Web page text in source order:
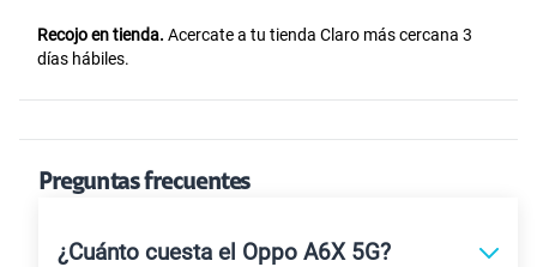
Recojo en tienda. Acercate a tu tienda Claro más cercana 3
días hábiles.
Preguntas frecuentes
¿Cuánto cuesta el Oppo A6X 5G?